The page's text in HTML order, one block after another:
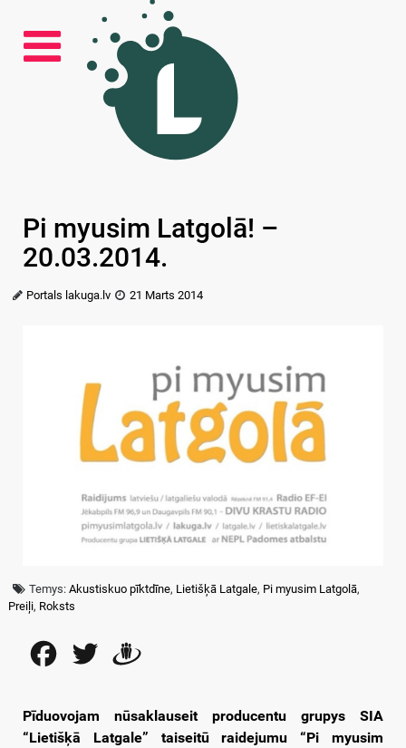
Pi myusim Latgolā! –
20.03.2014.
Portals lakuga.lv 21 Marts 2014
Temys:Akustiskuo pīktdīne, Lietišķā Latgale, Pi myusim Latgolā,
Preiļi, Roksts
FacebookTwitter
Pīduovojam nūsaklauseit producentu grupys SIA
“Lietišķā Latgale” taiseitū raidejumu “Pi myusim